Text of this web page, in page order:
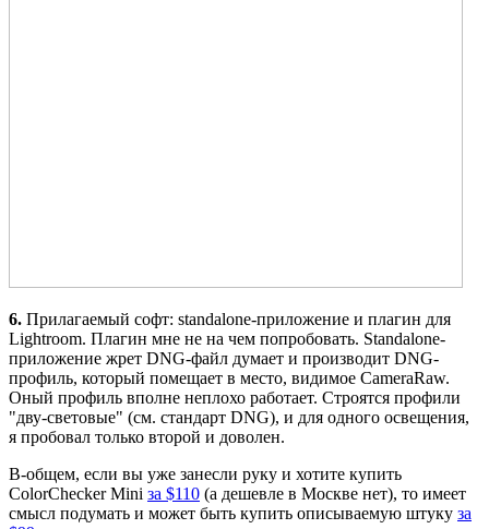
6. Прилагаемый софт: standalone-приложение и плагин для
Lightroom. Плагин мне не на чем попробовать. Standalone-
приложение жрет DNG-файл думает и производит DNG-
профиль, который помещает в место, видимое CameraRaw.
Оный профиль вполне неплохо работает. Строятся профили
"дву-световые" (см. стандарт DNG), и для одного освещения,
я пробовал только второй и доволен.
В-общем, если вы уже занесли руку и хотите купить
ColorChecker Mini за $110 (а дешевле в Москве нет), то имеет
смысл подумать и может быть купить описываемую штуку за